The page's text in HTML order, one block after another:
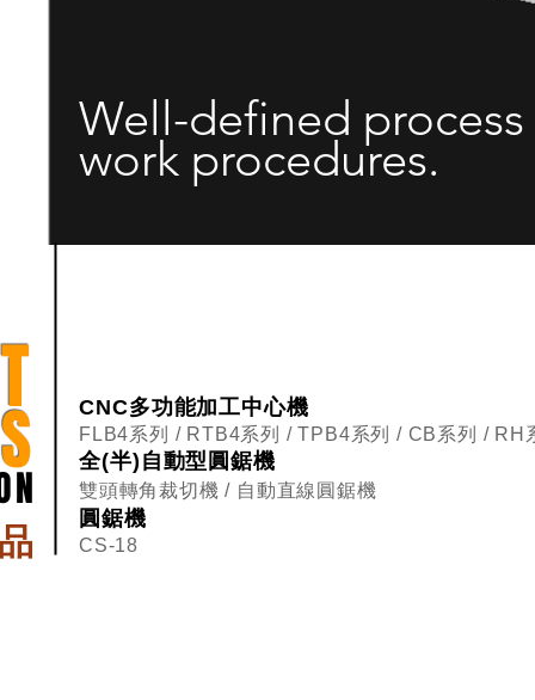
Well-defined
work procedures.
CNC多功能加工中心機
FLB4系列 / RTB4系列 / TPB4系列 / CB系列 / RH
全(半)自動型圓鋸機
雙頭轉角裁切機 / 自動直線圓鋸機
圓鋸機
CS-18